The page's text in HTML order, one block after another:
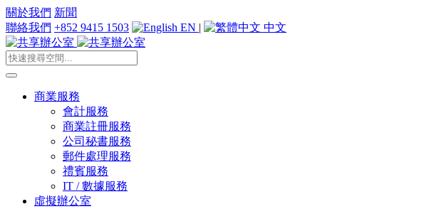
關於我們 新聞
聯絡我們 +852 9415 1503 EN | 中文
商業服務
會計服務
商業註冊服務
公司秘書服務
郵件處理服務
禮賓服務
IT / 數據服務
虛擬辦公室